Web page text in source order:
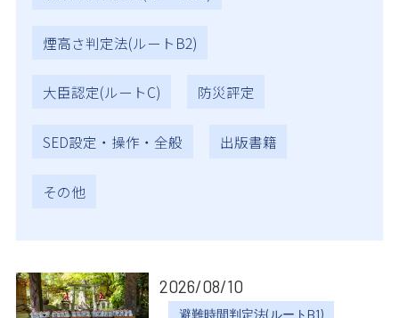
煙高さ判定法(ルートB2)
大臣認定(ルートC) 防災評定
SED設定・操作・全般 出版書籍
その他
2026/08/10
避難時間判定法(ルートB1)